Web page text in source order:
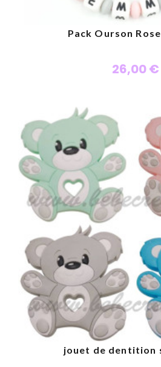
Pack Ourson
26,00 €
jouet de dentition